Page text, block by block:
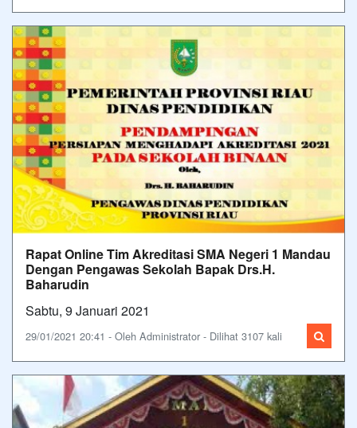
Rapat Online Tim Akreditasi SMA Negeri 1 Mandau
Dengan Pengawas Sekolah Bapak Drs.H.
Baharudin
Sabtu, 9 Januari 2021
29/01/2021 20:41 - Oleh Administrator - Dilihat 3107 kali